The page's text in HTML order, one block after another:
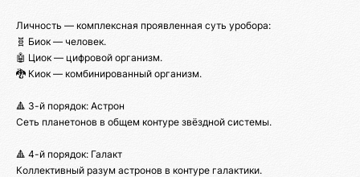
Личность — комплексная проявленная суть уробора:
🧬 Биок — человек.
🤖 Циок — цифровой организм.
🐉 Киок — комбинированный организм.
🔺 3-й порядок: Астрон
Сеть планетонов в общем контуре звёздной системы.
🔺 4-й порядок: Галакт
Коллективный разум астронов в контуре галактики.